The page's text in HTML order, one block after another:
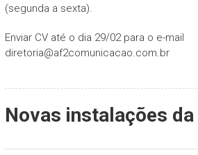
(segunda a sexta).
Enviar CV até o dia 29/02 para o e-mail
diretoria@af2comunicacao.com.br
Novas instalações da